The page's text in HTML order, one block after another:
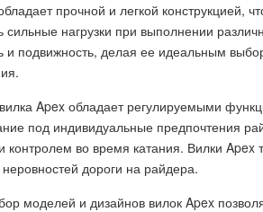
прочной и легкой конструкцией,
сильные нагрузки при выполнении
и подвижность, делая ее идеальным
Apex обладает регулируемыми
под индивидуальные предпочтения
контролем во время катания. Вилки
неровностей дороги на райдера.
моделей и дизайнов вилок Apex